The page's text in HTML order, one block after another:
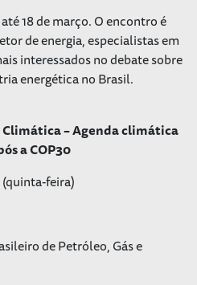
18 de março. O encontro é
de energia, especialistas em
interessados no debate sobre
energética no Brasil.
– Agenda climática
a COP30
feira)
de Petróleo, Gás e